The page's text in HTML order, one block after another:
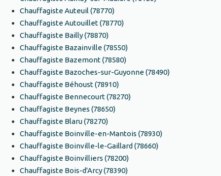
Chauffagiste Auteuil (78770)
Chauffagiste Autouillet (78770)
Chauffagiste Bailly (78870)
Chauffagiste Bazainville (78550)
Chauffagiste Bazemont (78580)
Chauffagiste Bazoches-sur-Guyonne (78490)
Chauffagiste Béhoust (78910)
Chauffagiste Bennecourt (78270)
Chauffagiste Beynes (78650)
Chauffagiste Blaru (78270)
Chauffagiste Boinville-en-Mantois (78930)
Chauffagiste Boinville-le-Gaillard (78660)
Chauffagiste Boinvilliers (78200)
Chauffagiste Bois-d'Arcy (78390)